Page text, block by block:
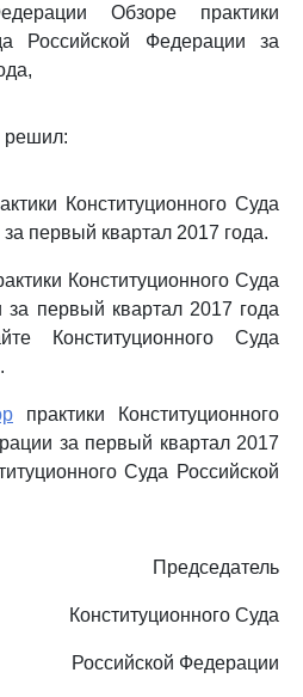
Обзоре практики
Российской Федерации за
решил:
Конституционного Суда
первый квартал 2017 года.
Конституционного Суда
за первый квартал 2017 года
Конституционного Суда
практики Конституционного
за первый квартал 2017
Суда Российской
Председатель
Конституционного Суда
Российской Федерации